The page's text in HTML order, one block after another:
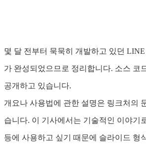
몇 달 전부터 묵묵히 개발하고 있던 LINE
가 완성되었으므로 정리합니다. 소스 코
공개하고 있습니다.
개요나 사용법에 관한 설명은 링크처의
습니다. 이 기사에서는 기술적인 이야기
등에 사용하고 싶기 때문에 슬라이드 형